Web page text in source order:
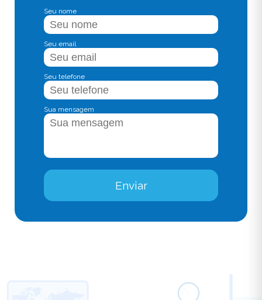
Seu nome
Seu email
Seu telefone
Sua mensagem
Enviar